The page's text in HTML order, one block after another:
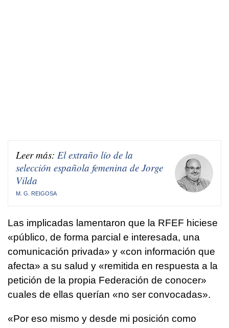
Leer más: El extraño lío de la
selección española femenina de Jorge
Vilda
M. G. REIGOSA
Las implicadas lamentaron que la RFEF hiciese
«público, de forma parcial e interesada, una
comunicación privada» y «con información que
afecta» a su salud y «remitida en respuesta a la
petición de la propia Federación de conocer»
cuales de ellas querían «no ser convocadas».
«Por eso mismo y desde mi posición como